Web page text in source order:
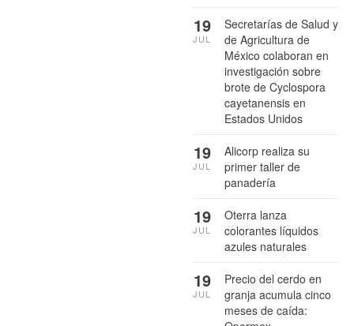
Secretarías de Salud y
de Agricultura de
México colaboran en
investigación sobre
brote de Cyclospora
cayetanensis en
Estados Unidos
19
JUL
Alicorp realiza su
primer taller de
panadería
19
JUL
Oterra lanza
colorantes líquidos
azules naturales
19
JUL
Precio del cerdo en
granja acumula cinco
meses de caída:
19
JUL